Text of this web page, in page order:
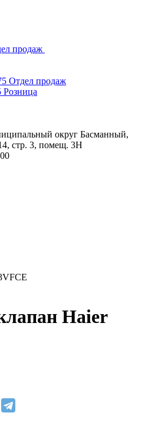
продаж
Отдел продаж
Розница
округ Басманный,
стр. 3, помещ. 3Н
Haier